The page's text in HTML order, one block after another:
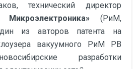
технический директор
(РиМ,
из авторов патента на
вакуумного РиМ РВ
разработки